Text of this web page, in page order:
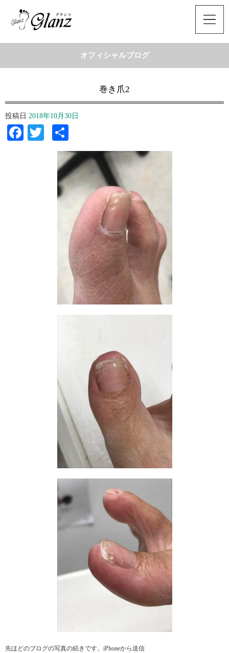
オフィシャルブログ
巻き爪2
投稿日 2018年10月30日
Facebook
Twitter
有
先ほどのブログの写真の続きです。iPhoneから送信